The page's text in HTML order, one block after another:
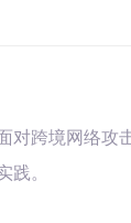
跨境网络
践。